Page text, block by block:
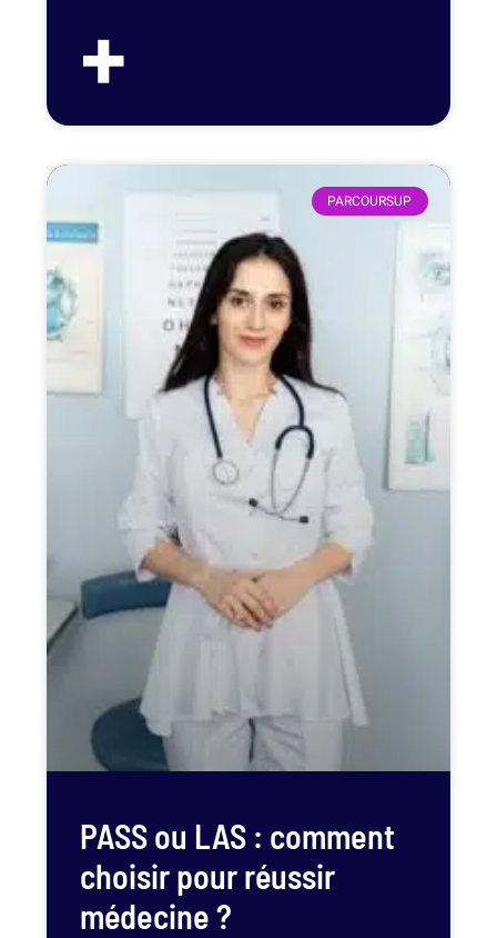
+
PARCOURSUP
PASS ou LAS : comment
choisir pour réussir
médecine ?